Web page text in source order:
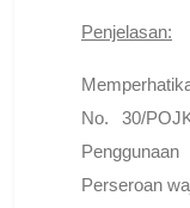
Penjelasan:
No. 30/
Perseroan